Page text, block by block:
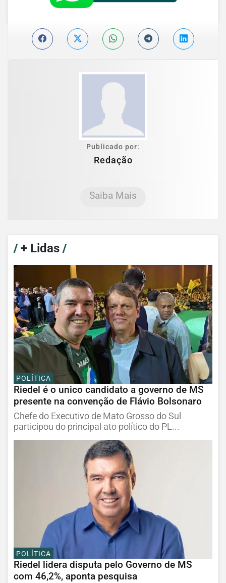
Publicado por:
Redação
Saiba Mais
/+ Lidas /
POLÍTICA
Riedel é o unico candidato a governo de MS
presente na convenção de Flávio Bolsonaro
Chefe do Executivo de Mato Grosso do Sul
participou do principal ato político do PL...
POLÍTICA
Riedel lidera disputa pelo Governo de MS
com 46,2%, aponta pesquisa